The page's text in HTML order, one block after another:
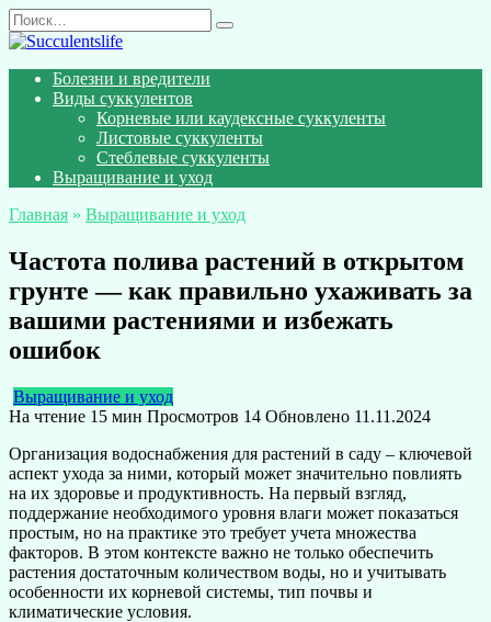
Перейти
к
Search
for:
Болезни и вредители
Виды суккулентов
Корневые или каудексные суккуленты
Листовые суккуленты
Стеблевые суккуленты
Выращивание и уход
Главная » Выращивание и уход
Частота полива растений в открытом
грунте — как правильно ухаживать за
вашими растениями и избежать
ошибок
Выращивание и уход
На чтение 15 мин Просмотров 14 Обновлено 11.11.2024
Организация водоснабжения для растений в саду – ключевой
аспект ухода за ними, который может значительно повлиять
на их здоровье и продуктивность. На первый взгляд,
поддержание необходимого уровня влаги может показаться
простым, но на практике это требует учета множества
факторов. В этом контексте важно не только обеспечить
растения достаточным количеством воды, но и учитывать
особенности их корневой системы, тип почвы и
климатические условия.